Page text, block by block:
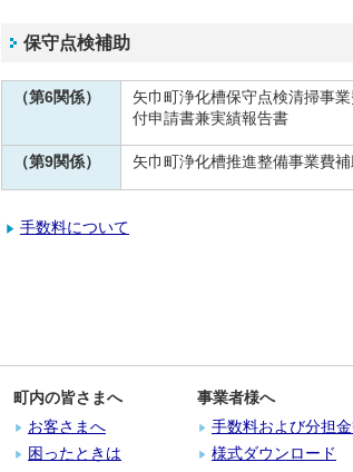
保守点検補助
（第6関係）
矢巾町浄化槽保守点検清掃事
付申請書兼実績報告書
（第9関係） 矢巾町浄化槽推進整備事業費
手数料について
町内の皆さまへ
お客さまへ
困ったときは
事業者様へ
手数料および分担
様式ダウンロード